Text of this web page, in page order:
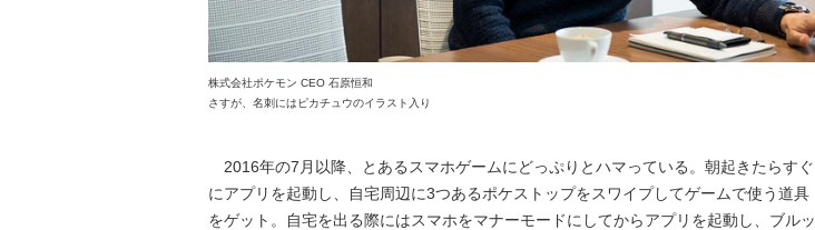
株式会社ポケモン CEO 石原恒和
さすが、名刺にはピカチュウのイラスト入り
2016年の7月以降、とあるスマホゲームにどっぷりとハマっている。朝起きたらすぐ
にアプリを起動し、自宅周辺に3つあるポケストップをスワイプしてゲームで使う道具
をゲット。自宅を出る際にはスマホをマナーモードにしてからアプリを起動し、ブルッ